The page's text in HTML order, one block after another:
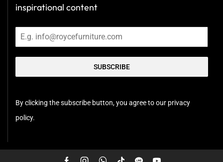
inspirational content
SUBSCRIBE
By clicking the subscribe button, you agree to our privacy
policy.